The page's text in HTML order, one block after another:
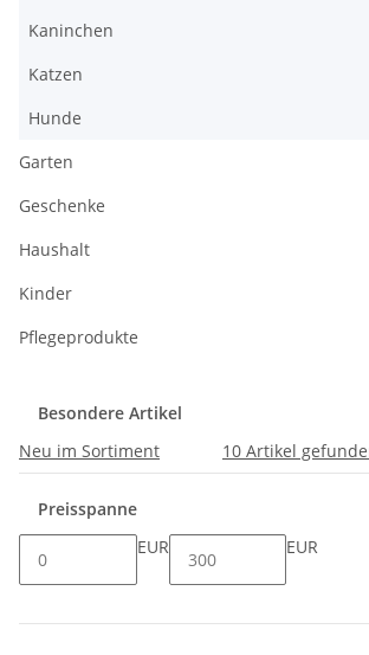
Kaninchen
Katzen
Hunde
Garten
Geschenke
Haushalt
Kinder
Pflegeprodukte
Besondere Artikel
Neu im Sortiment
10 Artikel
Preisspanne
EUR
EUR